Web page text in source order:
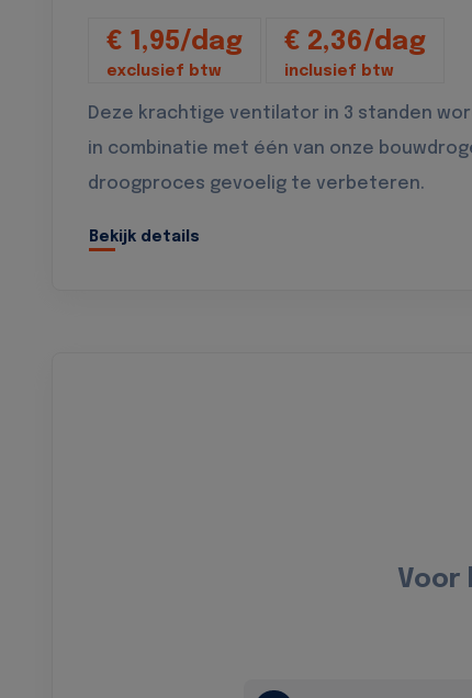
€ 1,95/dag
exclusief btw
€ 2,36/dag
inclusief btw
Deze krachtige ventilator in 3 standen
in combinatie met één van onze
droogproces gevoelig te verbeteren.
Bekijk details
Voor